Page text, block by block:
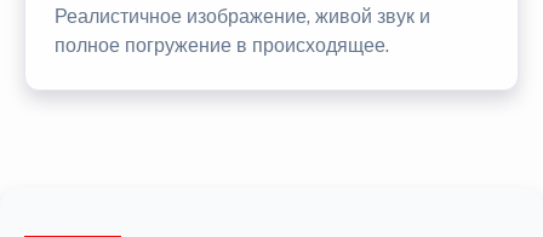
Реалистичное изображение, живой звук и
полное погружение в происходящее.